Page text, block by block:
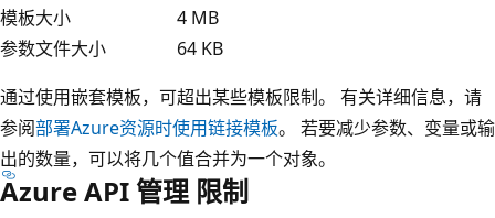
模板大小
4 MB
参数文件大小
64 KB
通过使用嵌套模板，可超出某些模板限制。 有关详细信息，请
参阅部署Azure资源时使用链接模板。 若要减少参数、变量或输
出的数量，可以将几个值合并为一个对象。
Azure API 管理 限制